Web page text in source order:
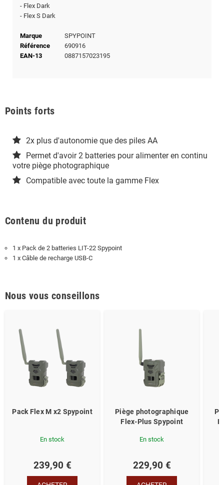
- Flex Dark
- Flex S Dark
Marque
SPYPOINT
Référence
690916
EAN-13
0887157023195
Points forts
2x plus d'autonomie que des piles AA
Permet d'avoir 2 batteries pour alimenter en continu
votre piège photographique
Compatible avec toute la gamme Flex
Contenu du produit
1 x Pack de 2 batteries LIT-22 Spypoint
1 x Câble de recharge USB-C
Nous vous conseillons
Pack Flex M x2 Spypoint
En stock
239,90 €
Piège photographique
Flex-Plus Spypoint
En stock
229,90 €